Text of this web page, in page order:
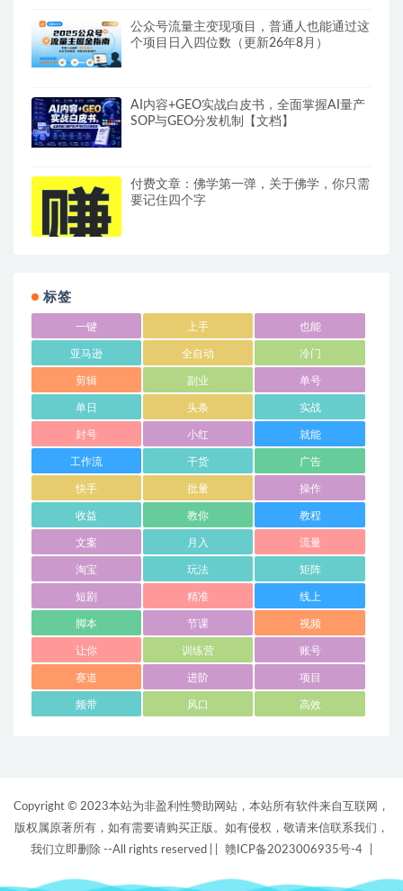
公众号流量主变现项目，普通人也能通过这
个项目日入四位数（更新26年8月）
AI内容+GEO实战白皮书，全面掌握AI量产
SOP与GEO分发机制【文档】
付费文章：佛学第一弹，关于佛学，你只需
要记住四个字
标签
一键 上手 也能
亚马逊 全自动 冷门
剪辑 副业 单号
单日 头条 实战
封号 小红 就能
工作流 干货 广告
快手 批量 操作
收益 教你 教程
文案 月入 流量
淘宝 玩法 矩阵
短剧 精准 线上
脚本 节课 视频
让你 训练营 账号
赛道 进阶 项目
频带 风口 高效
Copyright © 2023本站为非盈利性赞助网站，本站所有软件来自互联网，
版权属原著所有，如有需要请购买正版。如有侵权，敬请来信联系我们，
我们立即删除 --All rights reserved |
赣ICP备2023006935号-4